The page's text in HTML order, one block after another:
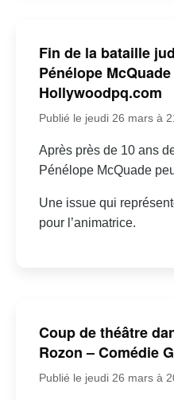
Fin de la bataille
Pénélope
Hollywoodpq.com
Publié le jeudi 26 mars à
Après près de 10 ans
Pénélope McQuade
Une issue qui
pour l’animatrice.
Coup de théâtre
Rozon – Comédie
Publié le jeudi 26 mars à